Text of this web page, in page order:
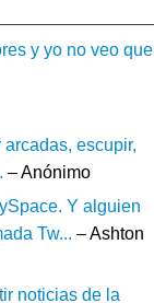
y yo no veo que
escupir,
– Anónimo
Y alguien
Tw... – Ashton
noticias de la